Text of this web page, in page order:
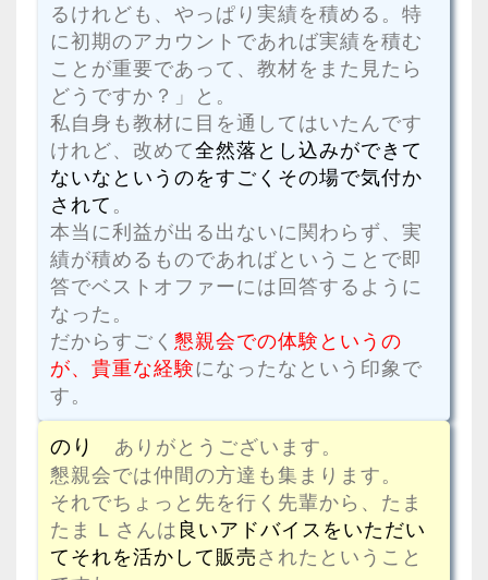
るけれども、やっぱり実績を積める。特
に初期のアカウントであれば実績を積む
ことが重要であって、教材をまた見たら
どうですか？」と。
私自身も教材に目を通してはいたんです
けれど、改めて全然落とし込みができて
ないなというのをすごくその場で気付か
されて 。
本当に利益が出る出ないに関わらず、実
績が積めるものであればということで即
答でベストオファーには回答するように
なった。
だからすごく 懇親会での体験というの
が、貴重な経験になったなという印象で
す。
のり
ありがとうございます。
懇親会では仲間の方達も集まります。
それでちょっと先を行く先輩から、たま
たま L さんは 良いアドバイスをいただい
てそれを活かして販売されたということ